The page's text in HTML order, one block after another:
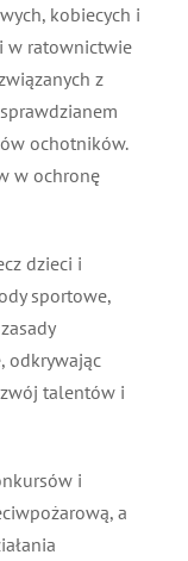
kobiecych i
w ratownictwie
z
ochotników.
w ochronę
dzieci i
sportowe,
odkrywając
talentów i
i
a